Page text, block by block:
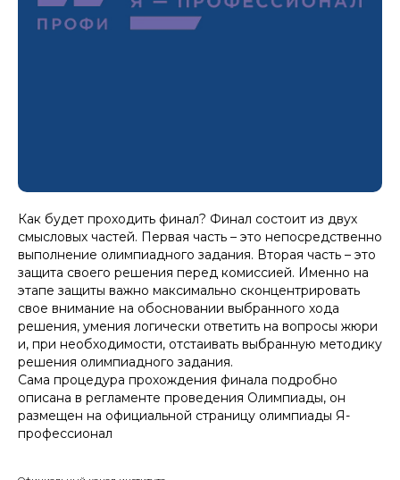
Как будет проходить финал? Финал состоит из двух
смысловых частей. Первая часть – это непосредственно
выполнение олимпиадного задания. Вторая часть – это
защита своего решения перед комиссией. Именно на
этапе защиты важно максимально сконцентрировать
свое внимание на обосновании выбранного хода
решения, умения логически ответить на вопросы жюри
и, при необходимости, отстаивать выбранную методику
решения олимпиадного задания.
Сама процедура прохождения финала подробно
описана в регламенте проведения Олимпиады, он
размещен на официальной страницу олимпиады Я-
профессионал